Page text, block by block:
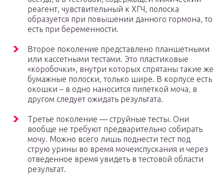
реагент, чувствительный к ХГЧ, полоска
образуется при повышении данного гормона, то
есть при беременности.
Второе поколение представлено планшетными
или кассетными тестами. Это пластиковые
«коробочки», внутри которых спрятаны такие же
бумажные полоски, только шире. В корпусе есть
окошки – в одно наносится пипеткой моча, в
другом следует ожидать результата.
Третье поколение — струйные тесты. Они
вообще не требуют предварительно собирать
мочу. Можно всего лишь поднести тест под
струю урины во время мочеиспускания и через
отведенное время увидеть в тестовой области
результат.